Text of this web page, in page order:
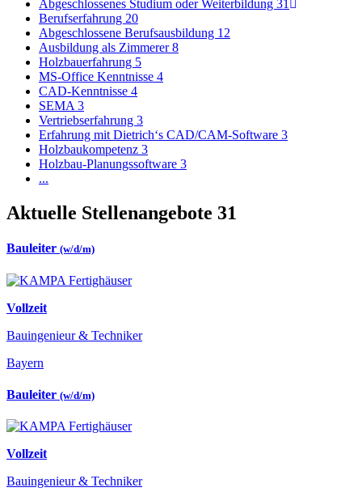
Abgeschlossenes Studium oder Weiterbildung 31
Berufserfahrung 20
Abgeschlossene Berufsausbildung 12
Ausbildung als Zimmerer8
Holzbauerfahrung 5
MS-Office Kenntnisse 4
CAD-Kenntnisse 4
SEMA 3
Vertriebserfahrung 3
Erfahrung mit Dietrich‘s CAD/CAM-Software 3
Holzbaukompetenz 3
Holzbau-Planungssoftware 3
...
Aktuelle Stellenangebote 31
Bauleiter (w/d/m)
Vollzeit
Bauingenieur & Techniker
Bayern
Bauleiter (w/d/m)
Vollzeit
Bauingenieur & Techniker